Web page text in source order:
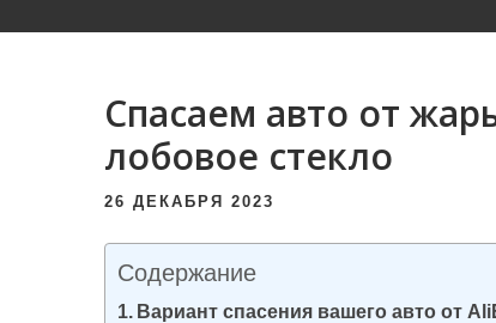
Спасаем авто от
лобовое стекло
26 ДЕКАБРЯ 2023
Содержание
Вариант спасения вашего авто от